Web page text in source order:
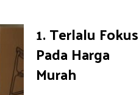
1. Terlalu Fokus
Pada Harga
Murah